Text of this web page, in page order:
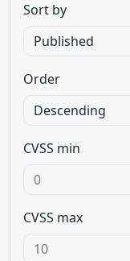
Sort by
Order
CVSS min
CVSS max